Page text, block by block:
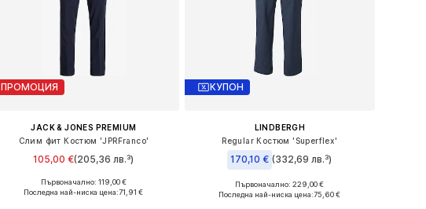
ПРОМОЦИЯ
JACK & JONES PREMIUM
Слим фит Костюм 'JPRFranco'
105,00 €(205,36 лв.³)
+8
Налични размери: 46, 48, 50, 52, 54, 56
Първоначално: 119,00 €
Последна най-ниска цена:71,91 €
КУПОН
LINDBERGH
Regular Костюм 'Superflex'
170,10 € (332,69 лв.³)
Налични размери: 46, 48, 50, 52, 54, 56
Първоначално: 229,00 €
Последна най-ниска цена:75,60 €